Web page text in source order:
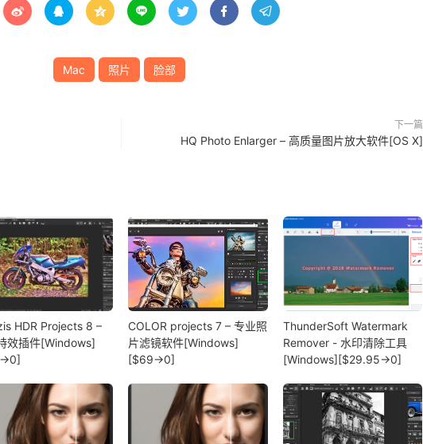
      
Mac 照片 脸部
下一篇
HQ Photo Enlarger – 高质量图片放大软件[OS X]
HDR Projects 8 –
效插件[Windows]
COLOR projects 7 – 专业照
片滤镜软件[Windows]
[$69→0]
ThunderSoft Watermark
Remover - 水印清除工具
[Windows][$29.95→0]